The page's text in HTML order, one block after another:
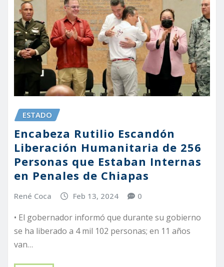
ESTADO
Encabeza Rutilio Escandón
Liberación Humanitaria de 256
Personas que Estaban Internas
en Penales de Chiapas
René Coca Feb 13, 2024 0
• El gobernador informó que durante su gobierno
se ha liberado a 4 mil 102 personas; en 11 años
van…